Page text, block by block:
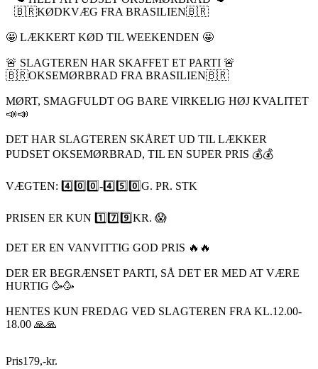
🇧🇷KØDKVÆG FRA BRASILIEN🇧🇷
🤩 LÆKKERT KØD TIL WEEKENDEN 🤩
🚨 SLAGTEREN HAR SKAFFET ET PARTI 🚨
🇧🇷OKSEMØRBRAD FRA BRASILIEN🇧🇷
MØRT, SMAGFULDT OG BARE VIRKELIG HØJ KVALITET
📣📣
DET HAR SLAGTEREN SKÅRET UD TIL LÆKKER
PUDSET OKSEMØRBRAD, TIL EN SUPER PRIS 💰💰
VÆGTEN: 4️⃣0️⃣0️⃣-4️⃣5️⃣0️⃣G. PR. STK
PRISEN ER KUN 1️⃣7️⃣9️⃣KR. 😱
DET ER EN VANVITTIG GOD PRIS 🔥🔥
DER ER BEGRÆNSET PARTI, SÅ DET ER MED AT VÆRE
HURTIG 🥳🥳
HENTES KUN FREDAG VED SLAGTEREN FRA KL.12.00-
18.00 🙏🙏
Pris179,-kr.